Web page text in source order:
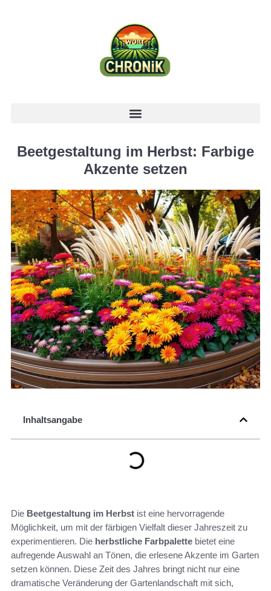
Beetgestaltung im Herbst: Farbige
Akzente setzen
Inhaltsangabe
Die Beetgestaltung im Herbst ist eine hervorragende
Möglichkeit, um mit der färbigen Vielfalt dieser Jahreszeit zu
experimentieren. Die herbstliche Farbpalette bietet eine
aufregende Auswahl an Tönen, die erlesene Akzente im Garten
setzen können. Diese Zeit des Jahres bringt nicht nur eine
dramatische Veränderung der Gartenlandschaft mit sich,